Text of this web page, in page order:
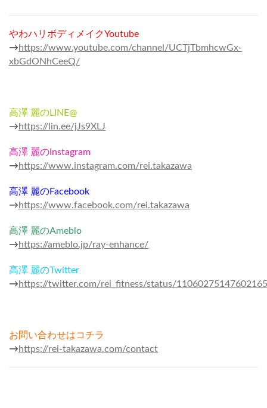
やわハリボディメイクYoutube
→https://www.youtube.com/channel/UCTjTbmhcwGx-
xbGdONhCeeQ/
高澤 麗のLINE@
→https://lin.ee/jJs9XLJ
高澤 麗のInstagram
→https://www.instagram.com/rei.takazawa
高澤 麗のFacebook
→https://www.facebook.com/rei.takazawa
高澤 麗のAmeblo
→https://ameblo.jp/ray-enhance/
高澤 麗のTwitter
→https://twitter.com/rei_fitness/status/
お問い合わせはコチラ
→https://rei-takazawa.com/contact